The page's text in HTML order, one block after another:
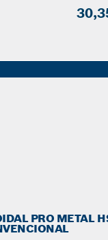
PRO METAL